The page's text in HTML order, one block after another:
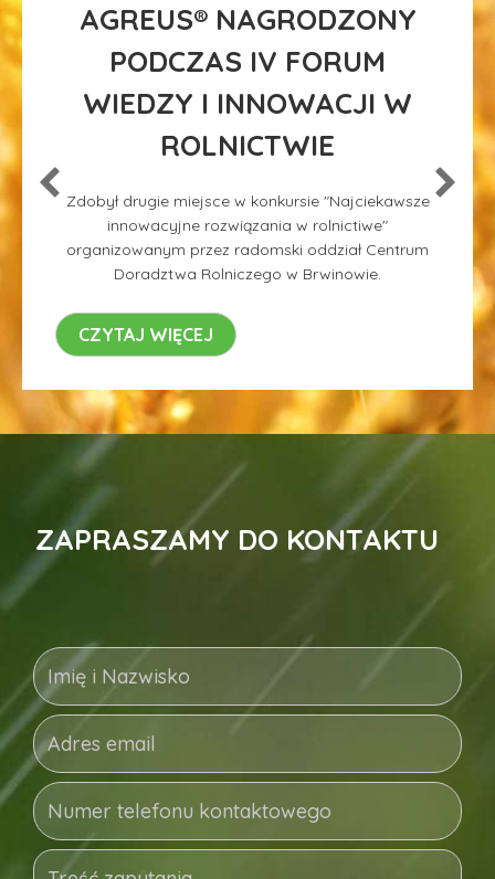
AGREUS® NAGRODZONY
PODCZAS IV FORUM
WIEDZY I INNOWACJI W
ROLNICTWIE
Zdobył drugie miejsce w konkursie "Najciekawsze
innowacyjne rozwiązania w rolnictiwe"
organizowanym przez radomski oddział Centrum
Doradztwa Rolniczego w Brwinowie.
CZYTAJ WIĘCEJ
ZAPRASZAMY DO KONTAKTU